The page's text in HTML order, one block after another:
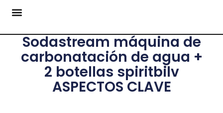
Sodastream máquina de
carbonatación de agua +
2 botellas spiritbilv
ASPECTOS CLAVE